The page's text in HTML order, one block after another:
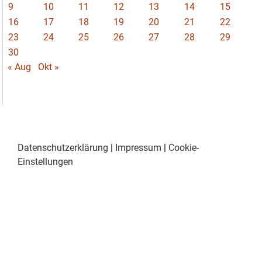
9 10 11 12 13 14
15
16
17 18 19 20 21
22
23
24 25 26 27 28
29
30
« Aug
Okt »
Datenschutzerklärung Impressum
Cookie-
Einstellungen